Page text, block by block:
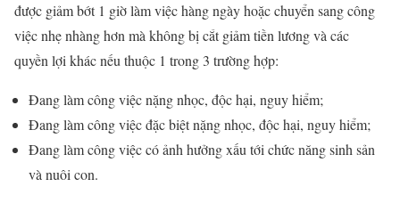
được giảm bớt 1 giờ làm việc hàng ngày hoặc chuyển sang công
việc nhẹ nhàng hơn mà không bị cắt giảm tiền lương và các
quyền lợi khác nếu thuộc 1 trong 3 trường hợp:
Đang làm công việc nặng nhọc, độc hại, nguy hiểm;
Đang làm công việc đặc biệt nặng nhọc, độc hại, nguy hiểm;
Đang làm công việc có ảnh hưởng xấu tới chức năng sinh sản
và nuôi con.